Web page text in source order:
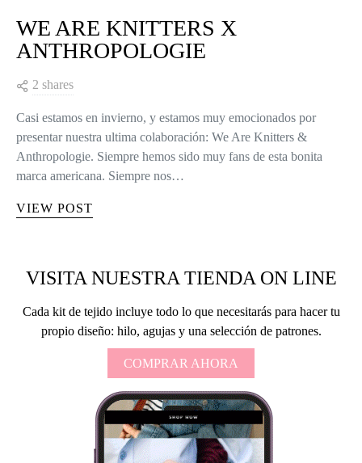
WE ARE KNITTERS X
ANTHROPOLOGIE
2 shares
Casi estamos en invierno, y estamos muy emocionados por
presentar nuestra ultima colaboración: We Are Knitters &
Anthropologie. Siempre hemos sido muy fans de esta bonita
marca americana. Siempre nos…
VIEW POST
VISITA NUESTRA TIENDA ON LINE
Cada kit de tejido incluye todo lo que necesitarás para hacer tu
propio diseño: hilo, agujas y una selección de patrones.
COMPRAR AHORA